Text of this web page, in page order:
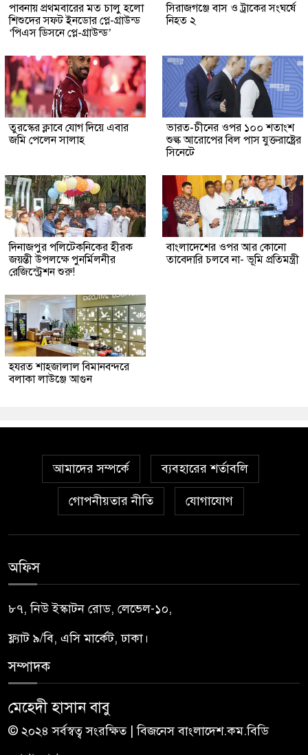
পাবনায় প্রথমবারের মত চালু হলো
শিশুদের সফট ইনডোর প্লে-গ্রাউন্ড
‘পিএস ডিসনে প্লে-গ্রাউন্ড’
সিরাজগঞ্জে বাস ও ট্রাকের সংঘর্ষে
নিহত ২
তুরস্কের ক্লাবে যোগ দিয়ে এবার
জমি পেলেন সালাহ
ভারত-চীনের ওপর ১০০ শতাংশ
শুল্ক আরোপের বিল পাস যুক্তরাষ্ট্রের
সিনেটে
দিনাজপুর পলিটেকনিকের হীরক
জয়ন্তী উপলক্ষে পুনর্মিলনীর
রেজিস্ট্রেশন শুরু!
বাংলাদেশের ওপর আর কোনো
তাবেদারি চলবে না- ভূমি প্রতিমন্ত্রী
হযরত শাহজালাল বিমানবন্দরে
বলাকা লাউঞ্জে আগুন
আমাদের সম্পর্কে ব্যবহারের শর্তাবলি
গোপনীয়তার নীতি যোগাযোগ
অফিস
৮৭, নিউ ইস্কাটন রোড, লেভেল-১০,
ফ্ল্যাট ৯/বি, এসি মার্কেট, ঢাকা।
সম্পাদক
মেহেদী হাসান বাবু
© ২০২৪ সর্বস্বত্ব সংরক্ষিত | বিজনেস বাংলাদেশ.কম.বিডি